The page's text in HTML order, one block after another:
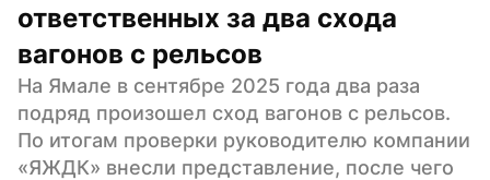
ответственных за два схода
вагонов с рельсов
На Ямале в сентябре 2025 года два раза
подряд произошел сход вагонов с рельсов.
По итогам проверки руководителю компании
«ЯЖДК» внесли представление, после чего